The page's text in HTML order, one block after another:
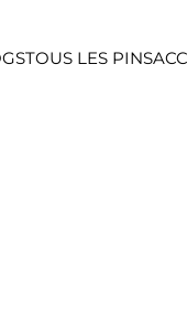
TOUS LES PINS